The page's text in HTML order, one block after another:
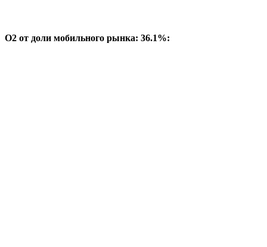
O2 от доли мобильного рынка: 36.1%: